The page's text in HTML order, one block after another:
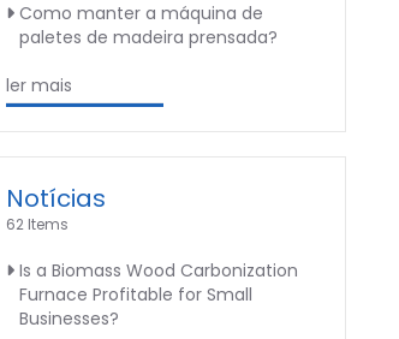
Como manter a máquina de
paletes de madeira prensada?
ler mais
Notícias
62 Items
Is a Biomass Wood Carbonization
Furnace Profitable for Small
Businesses?